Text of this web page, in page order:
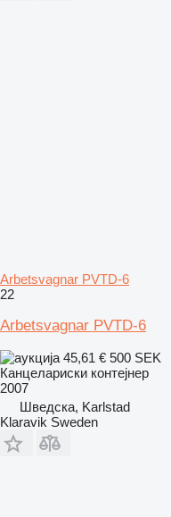
Arbetsvagnar PVTD-6
22
Arbetsvagnar PVTD-6
45,61 € 500 SEK
Канцелариски контејнер
2007
Шведска, Karlstad
Klaravik Sweden